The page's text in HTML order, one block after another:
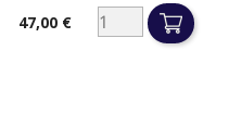
Prix47,00 €